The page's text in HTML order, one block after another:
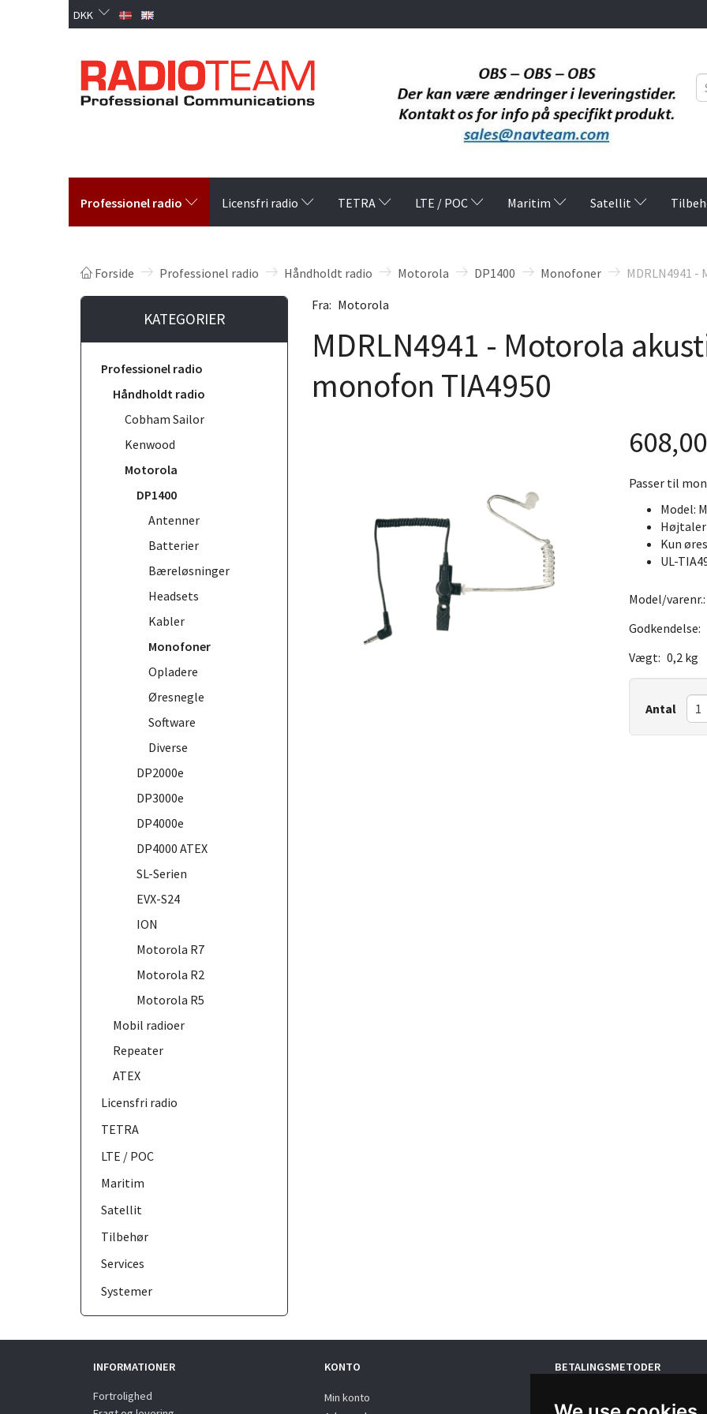
DKK
Professionel radio Licensfri radio TETRA LTE / POC Maritim Satellit
Forside Professionel radio Håndholdt radio Motorola DP1400 Monofoner MDRLN4941
KATEGORIER
Professionel radio
Håndholdt radio
Cobham Sailor
Kenwood
Motorola
DP1400
Antenner
Batterier
Bæreløsninger
Headsets
Kabler
Monofoner
Opladere
Øresnegle
Software
Diverse
DP2000e
DP3000e
DP4000e
DP4000 ATEX
SL-Serien
EVX-S24
ION
Motorola R7
Motorola R2
Motorola R5
Mobil radioer
Repeater
ATEX
Licensfri radio
TETRA
LTE / POC
Maritim
Satellit
Tilbehør
Services
Systemer
Fra: Motorola
MDRLN4941 - Motorola
monofon TIA4950
Passer til
Model:
Højtaler
Kun
UL-
Model/varenr.:
Godkendelse:
Vægt: 0,2 kg
Antal
INFORMATIONER
Fortrolighed
KONTO
Min konto
BETALINGSMETODER